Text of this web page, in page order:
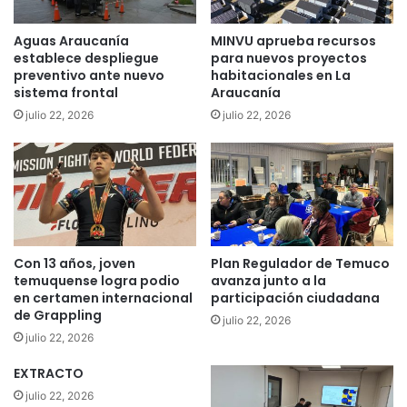
d
P
o
d
c
c
i
ó
L
i
m
p
i
a
a
r
a
a
c
a
d
e
i
a
r
e
i
o
n
a
l
q
e
f
Aguas Araucanía
establece despliegue
preventivo ante nuevo
sistema frontal
julio 22, 2026
MINVU aprueba recursos
para nuevos proyectos
habitacionales en La
Araucanía
julio 22, 2026
Con 13 años, joven
temuquense logra podio
en certamen internacional
de Grappling
julio 22, 2026
Plan Regulador de Temuco
avanza junto a la
participación ciudadana
julio 22, 2026
EXTRACTO
julio 22, 2026